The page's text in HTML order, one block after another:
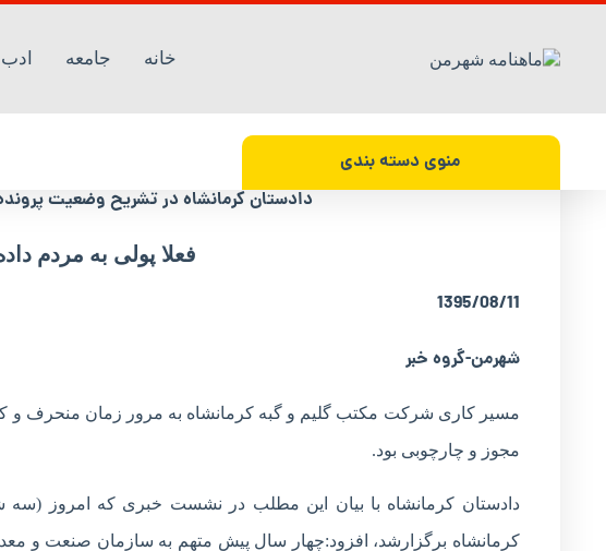
خانه جامعه
منوی دسته بندی
دادستان کرمانشاه در تشریح وضعیت
فعلا پولی به مردم
1395/08/11
شهرمن-گروه خبر
مسیر کاری شرکت مکتب گلیم و گبه کرمانشاه به مرور زمان منحرف و
مجوز و چارچوبی بود.
کرمانشاه برگزارشد، افزود:چهار سال پیش متهم به سازمان صنعت و